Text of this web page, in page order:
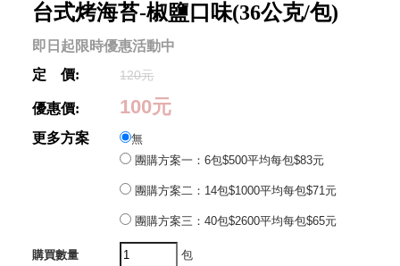
台式烤海苔-椒鹽口味(36公克/包)
即日起限時優惠活動中
定 價:
120元
優惠價: 100元
更多方案
無
團購方案一：6包$500平均每包$83元
團購方案二：14包$1000平均每包$71元
團購方案三：40包$2600平均每包$65元
購買數量
包